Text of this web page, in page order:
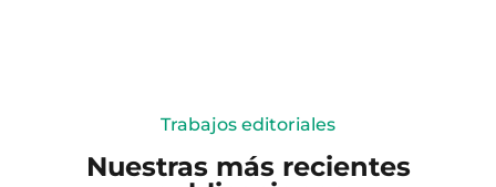
Trabajos editoriales
Nuestras más recientes